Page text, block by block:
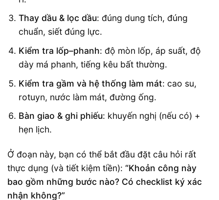
Thay dầu & lọc dầu: đúng dung tích, đúng
chuẩn, siết đúng lực.
Kiểm tra lốp–phanh: độ mòn lốp, áp suất, độ
dày má phanh, tiếng kêu bất thường.
Kiểm tra gầm và hệ thống làm mát: cao su,
rotuyn, nước làm mát, đường ống.
Bàn giao & ghi phiếu: khuyến nghị (nếu có) +
hẹn lịch.
Ở đoạn này, bạn có thể bắt đầu đặt câu hỏi rất
thực dụng (và tiết kiệm tiền): “Khoản công này
bao gồm những bước nào? Có checklist ký xác
nhận không?”